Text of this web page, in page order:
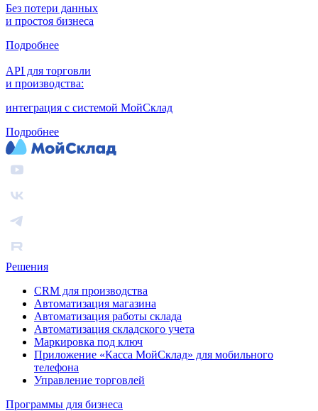
Без потери данных
и простоя бизнеса
Подробнее
API для торговли
и производства:
интеграция с системой МойСклад
Подробнее
Решения
CRM для производства
Автоматизация магазина
Автоматизация работы склада
Автоматизация складского учета
Маркировка под ключ
Приложение «Касса МойСклад» для мобильного
телефона
Управление торговлей
Программы для бизнеса